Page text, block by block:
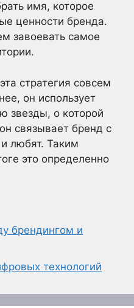
имя, которое
ценности бренда.
завоевать самое
стратегия совсем
он использует
звезды, о которой
связывает бренд с
любят. Таким
это определенно
брендингом и
технологий